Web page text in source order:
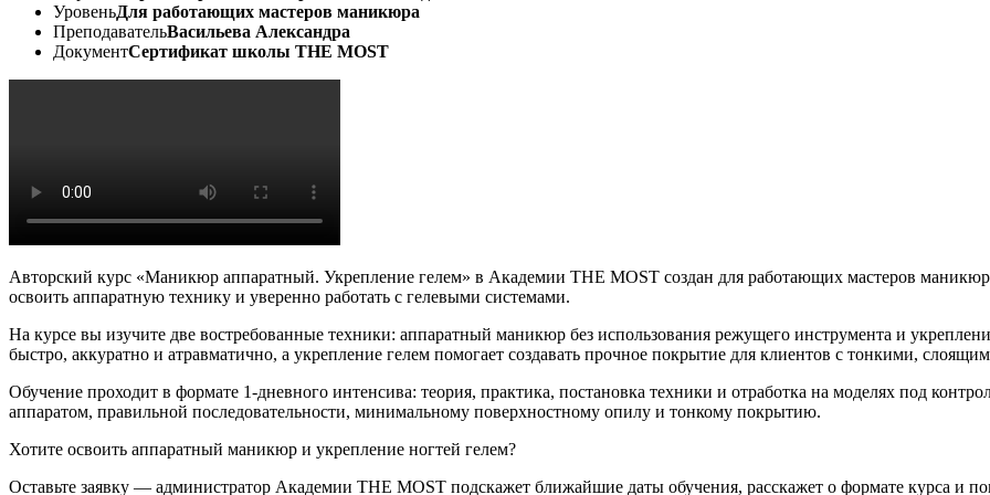
УровеньДля работающих мастеров маникюра
ПреподавательВасильева Александра
ДокументСертификат школы THE MOST
Авторский курс «Маникюр аппаратный. Укрепление гелем» в Академии THE MOST создан для работающих мастеров
освоить аппаратную технику и уверенно работать с гелевыми системами.
На курсе вы изучите две востребованные техники: аппаратный маникюр без использования режущего инструмента и
быстро, аккуратно и атравматично, а укрепление гелем помогает создавать прочное покрытие для клиентов с тонкими,
Обучение проходит в формате 1-дневного интенсива: теория, практика, постановка техники и отработка на моделях под
аппаратом, правильной последовательности, минимальному поверхностному опилу и тонкому покрытию.
Хотите освоить аппаратный маникюр и укрепление ногтей гелем?
Оставьте заявку — администратор Академии THE MOST подскажет ближайшие даты обучения, расскажет о формате курса и